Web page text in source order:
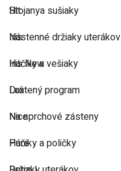
Hit
Iris
Iris New
Lux
Nice
Pure
Stojanya sušiaky
Nástenné držiaky uterákov
Háčiky a vešiaky
Drôtený program
Na sprchové zásteny
Háčiky a poličky